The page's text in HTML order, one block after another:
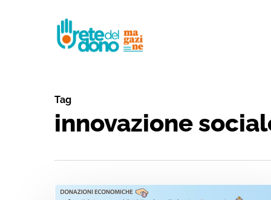
Tag
innovazione